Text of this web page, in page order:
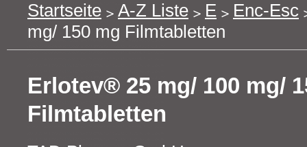
Startseite A-Z Liste E
Enc-Esc
mg/ 150 mg Filmtabletten
Erlotev® 25 mg/ 100 mg/
Filmtabletten